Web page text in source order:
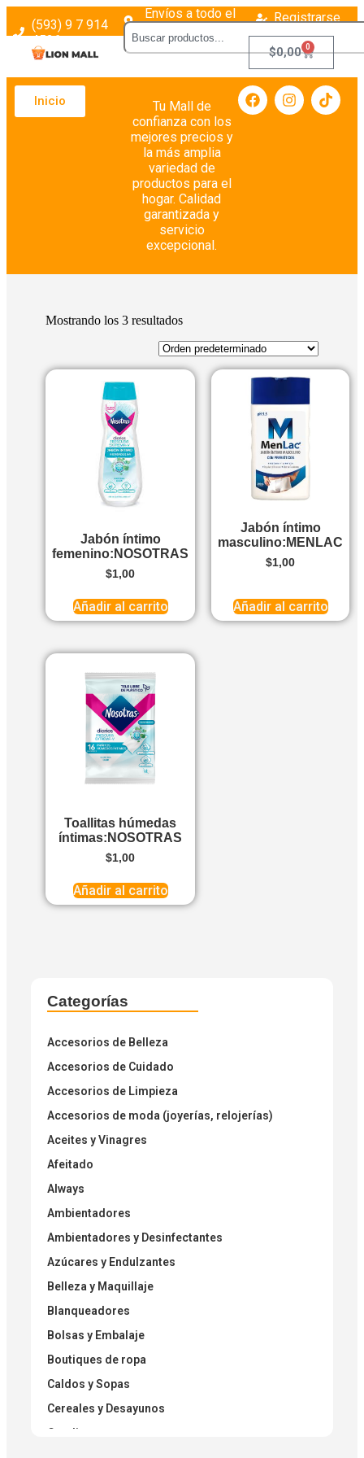
(593) 9 7 914
4526
Envíos a todo el
Registrarse
Login
$0,00 0
Inicio
Tu Mall de
confianza con los
mejores precios y
la más amplia
variedad de
productos para el
hogar. Calidad
garantizada y
servicio
excepcional.
Categorías
Accesorios de Belleza
Accesorios de Cuidado
Accesorios de Limpieza
Accesorios de moda (joyerías, relojerías)
Aceites y Vinagres
Afeitado
Always
Ambientadores
Ambientadores y Desinfectantes
Azúcares y Endulzantes
Belleza y Maquillaje
Blanqueadores
Bolsas y Embalaje
Boutiques de ropa
Caldos y Sopas
Cereales y Desayunos
Condimentos
Mostrando los 3 resultados
Jabón íntimo
femenino:NOSOTRAS
$1,00
Añadir al carrito
Jabón íntimo
masculino:MENLAC
$1,00
Añadir al carrito
Toallitas húmedas
íntimas:NOSOTRAS
$1,00
Añadir al carrito